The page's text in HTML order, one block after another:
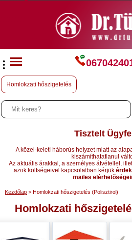
Homlokzati hőszigetelés
Tisztelt
A közel-keleti háborús helyzet miatt az
kiszámíthatatlanul
Az aktuális árakkal, a személyes átvétellel,
azok költségeivel kapcsolatban kérjük
mailes
Kezdőlap > Homlokzati hőszigetelés (Polisztirol)
Homlokzati